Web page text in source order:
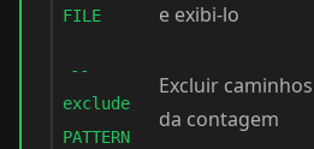
FILE
e exibi-lo
--
exclude
PATTERN
Excluir
da contagem